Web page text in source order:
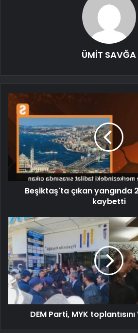
ÜMİT SAVĞA
Beşiktaş'ta çıkan yangında
kaybetti
DEM Parti, MYK